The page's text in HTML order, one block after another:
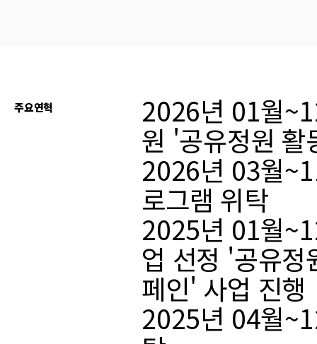
주요연혁 2026년 01월
원 '공유정원
2026년 03월
로그램 위탁
2025년 01월
업 선정 '공유정
페인' 사업 진행
2025년 04월